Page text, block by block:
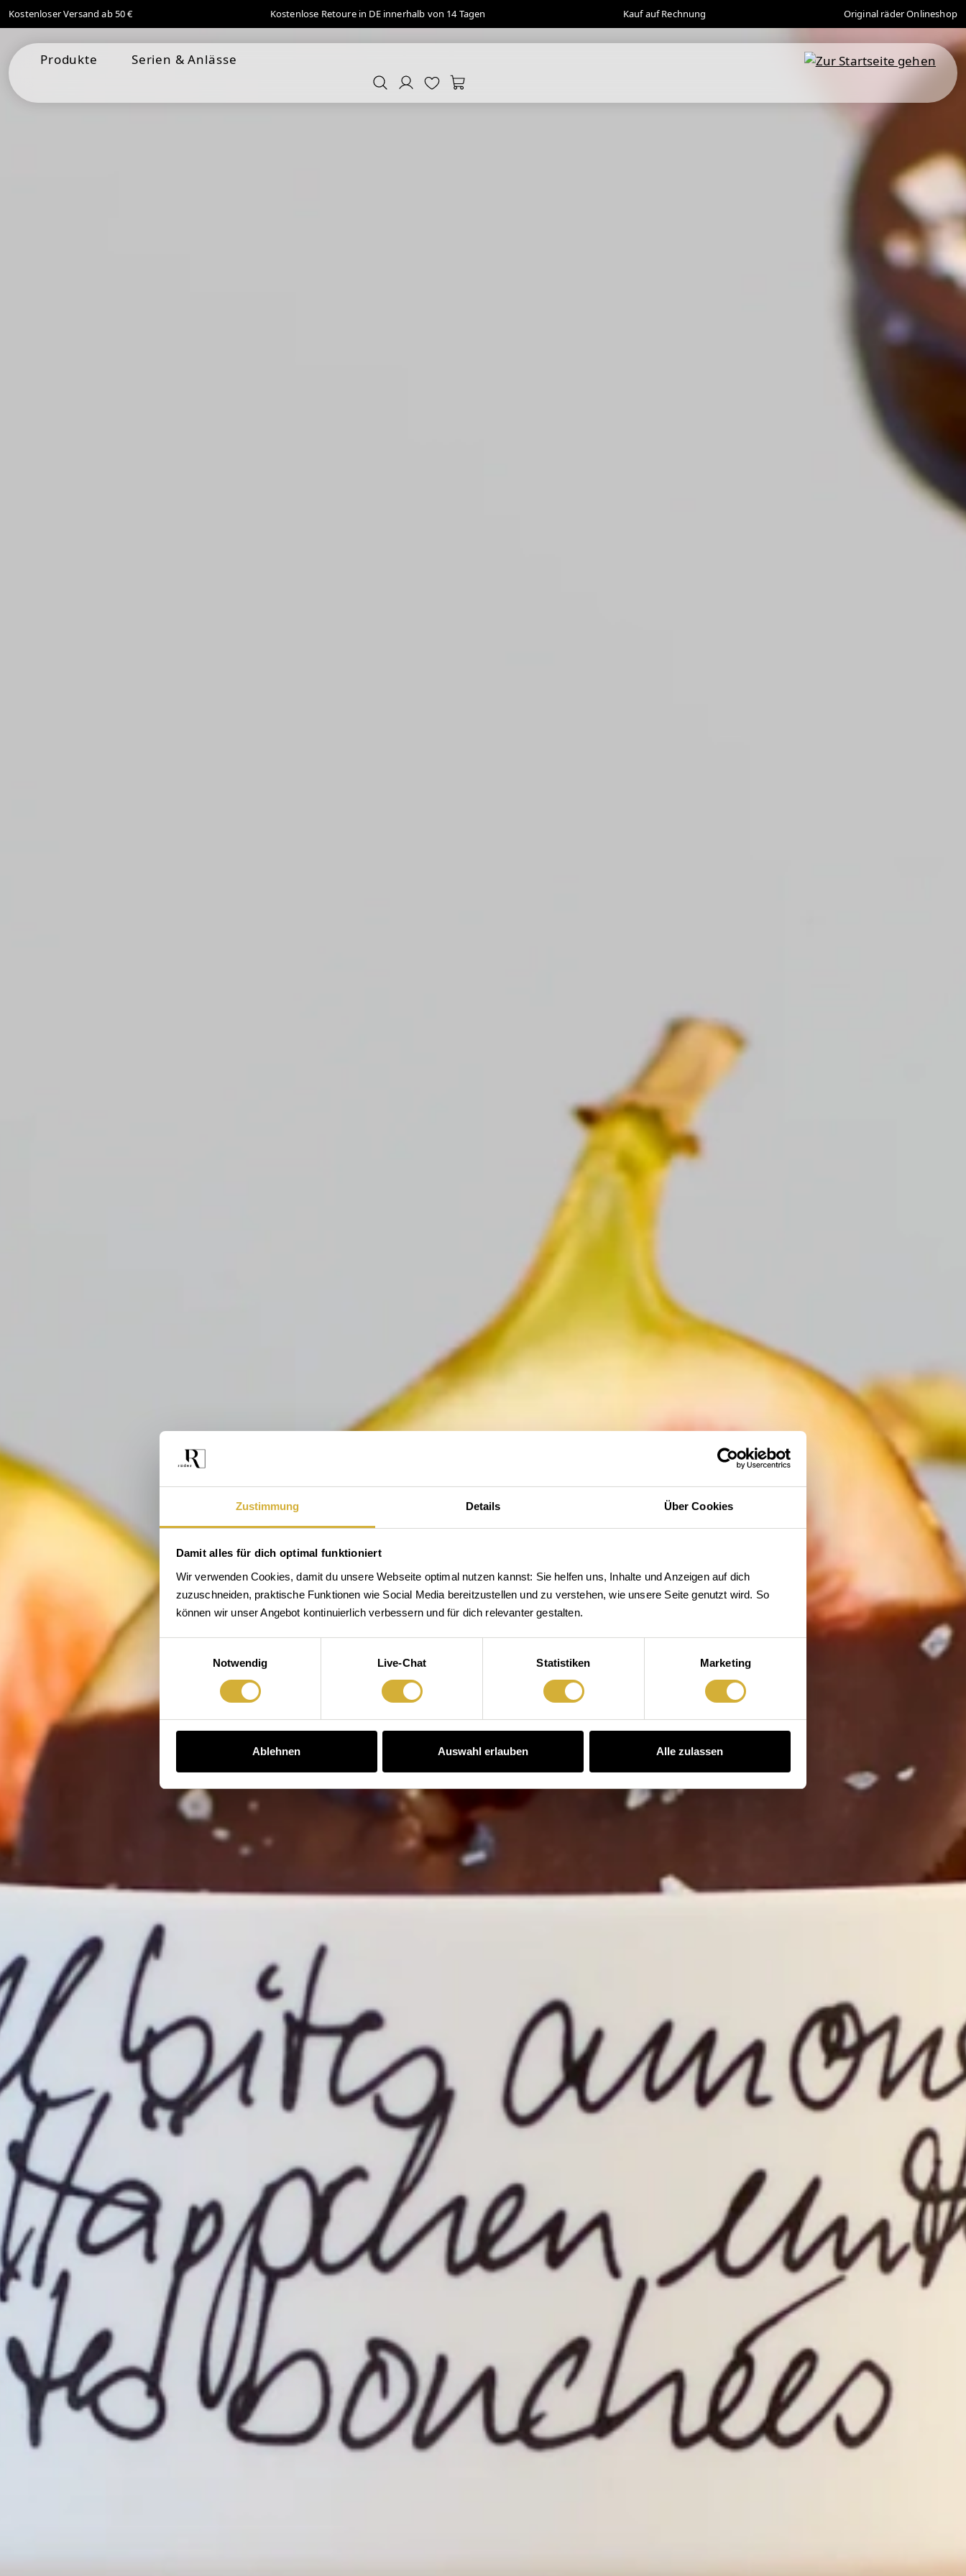
Zustimmung Details Über Cookies
Damit alles für dich optimal funktioniert
Wir verwenden Cookies, damit du unsere Webseite optimal nutzen kannst: Sie helfen uns, Inhalte und Anzeigen auf dich
zuzuschneiden, praktische Funktionen wie Social Media bereitzustellen und zu verstehen, wie unsere Seite genutzt wird. So
können wir unser Angebot kontinuierlich verbessern und für dich relevanter gestalten.
Notwendig
Live-Chat Statistiken Marketing
Ablehnen Auswahl erlauben Alle zulassen
Zur Hauptnavigation springen
Kostenloser Versand ab 50 € Kostenlose Retoure in DE innerhalb von 14 Tagen Kauf auf Rechnung Original räder Onlineshop
Produkte Serien & Anlässe
Bitte zugreifen